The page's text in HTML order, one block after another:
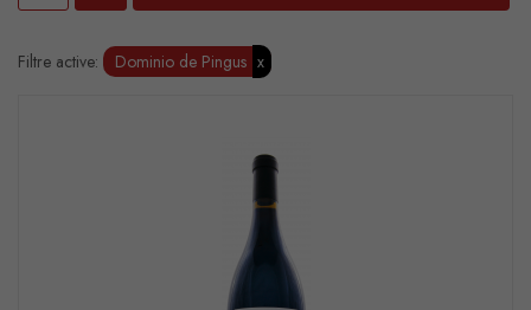
Filtre active: Dominio de Pingus x